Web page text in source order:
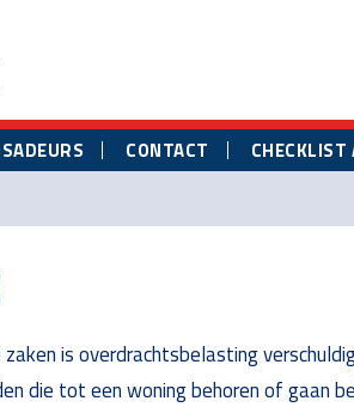
CONTACT
is overdrachtsbelasting
die tot een woning behoren of gaan